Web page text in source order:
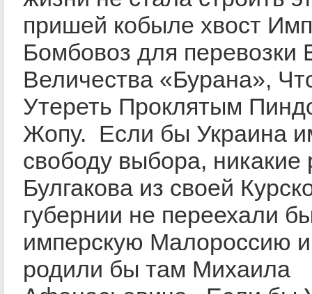
пришей кобыле хвост
Бомбовоз для перевозки
Величества «Бурана»,
Утереть Проклятым
Жопу. Если бы Украина
свободу выбора, никакие
Булгакова из своей
губернии не переехали
имперскую Малороссию
родили бы там Михаила